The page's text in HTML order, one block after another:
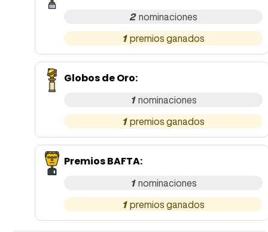
2
1
Globos de Oro:
1
1
Premios BAFTA:
1
1